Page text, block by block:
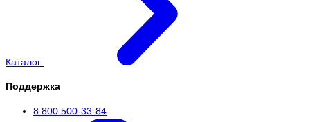
Каталог
Поддержка
8 800 500-33-84